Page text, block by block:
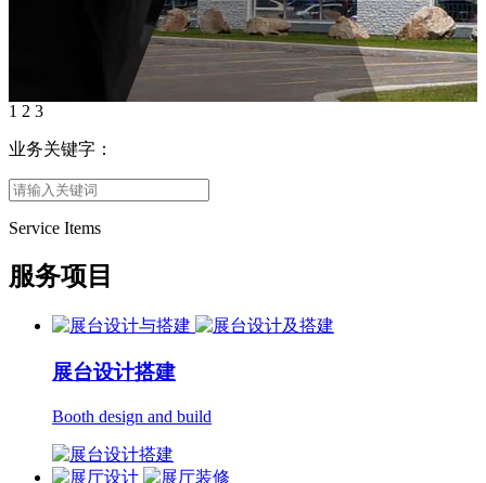
1 2 3
业务关键字：
Service Items
服务项目
展台设计搭建
Booth design and build